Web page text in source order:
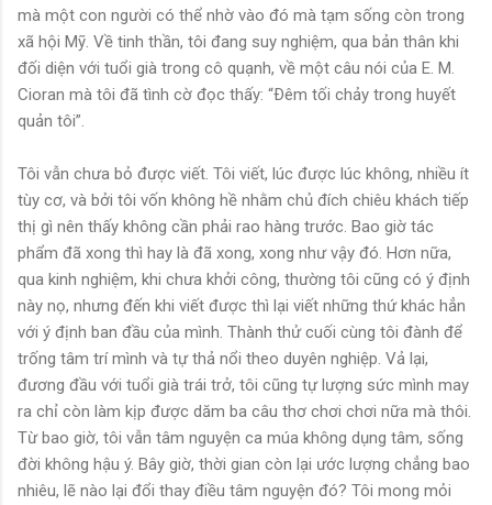
mà một con người có thể nhờ vào đó mà tạm sống còn trong
xã hội Mỹ. Về tinh thần, tôi đang suy nghiệm, qua bản thân khi
đối diện với tuổi già trong cô quạnh, về một câu nói của E. M.
Cioran mà tôi đã tình cờ đọc thấy: “Ðêm tối chảy trong huyết
quản tôi”.
Tôi vẫn chưa bỏ được viết. Tôi viết, lúc được lúc không, nhiều ít
tùy cơ, và bởi tôi vốn không hề nhằm chủ đích chiêu khách tiếp
thị gì nên thấy không cần phải rao hàng trước. Bao giờ tác
phẩm đã xong thì hay là đã xong, xong như vậy đó. Hơn nữa,
qua kinh nghiệm, khi chưa khởi công, thường tôi cũng có ý định
này nọ, nhưng đến khi viết được thì lại viết những thứ khác hẳn
với ý định ban đầu của mình. Thành thử cuối cùng tôi đành để
trống tâm trí mình và tự thả nổi theo duyên nghiệp. Vả lại,
đương đầu với tuổi già trái trở, tôi cũng tự lượng sức mình may
ra chỉ còn làm kịp được dăm ba câu thơ chơi chơi nữa mà thôi.
Từ bao giờ, tôi vẫn tâm nguyện ca múa không dụng tâm, sống
đời không hậu ý. Bây giờ, thời gian còn lại ước lượng chẳng bao
nhiêu, lẽ nào lại đổi thay điều tâm nguyện đó? Tôi mong mỏi